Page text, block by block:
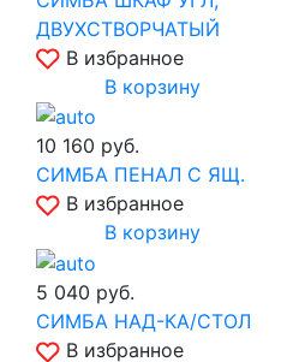
ДВУХСТВОРЧАТЫЙ
В избранное
В корзину
10 160 руб.
СИМБА ПЕНАЛ С ЯЩ.
В избранное
В корзину
5 040 руб.
СИМБА НАД-КА/СТОЛ
В избранное